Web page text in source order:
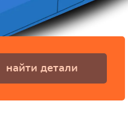
найти детали